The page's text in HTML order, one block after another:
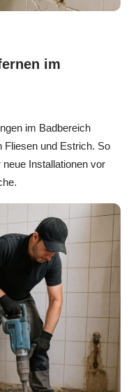
im
im Badbereich
Fliesen und Estrich. So
Installationen vor